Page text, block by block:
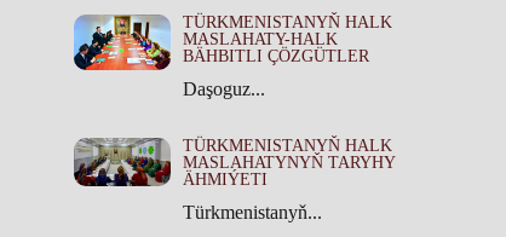
TÜRKMENISTANYŇ HALK
MASLAHATY-HALK
BÄHBITLI ÇÖZGÜTLER
Daşoguz...
TÜRKMENISTANYŇ HALK
MASLAHATYNYŇ TARYHY
ÄHMIÝETI
Türkmenistanyň...